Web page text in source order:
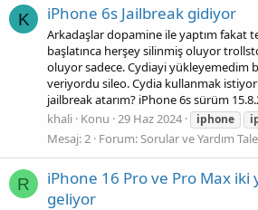
K iPhone 6s Jailbreak gidiyor
Arkadaşlar dopamine ile yaptım fakat
başlatınca herşey silinmiş oluyor
oluyor sadece. Cydiayi yükleyemedim
veriyordu sileo. Cydia kullanmak
jailbreak atarım? iPhone 6s sürüm
khali Konu 29 Haz 2024 iphone
Mesaj: 2 Forum:Sorular ve Yardım
R
iPhone 16 Pro ve Pro Max
geliyor